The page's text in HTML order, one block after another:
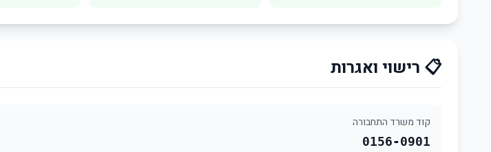
📋 רישוי ואגרות
קוד משרד התחבורה
0156-0901